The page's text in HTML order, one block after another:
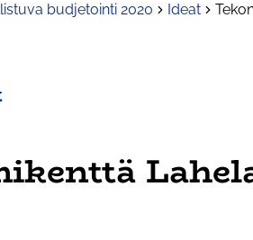
budjetointi 2020 Ideat